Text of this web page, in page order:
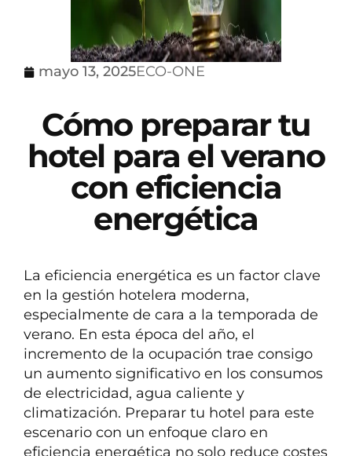
mayo 13, 2025ECO-ONE
Cómo preparar tu
hotel para el verano
con eficiencia
energética
La eficiencia energética es un factor clave
en la gestión hotelera moderna,
especialmente de cara a la temporada de
verano. En esta época del año, el
incremento de la ocupación trae consigo
un aumento significativo en los consumos
de electricidad, agua caliente y
climatización. Preparar tu hotel para este
escenario con un enfoque claro en
eficiencia energética no solo reduce costes